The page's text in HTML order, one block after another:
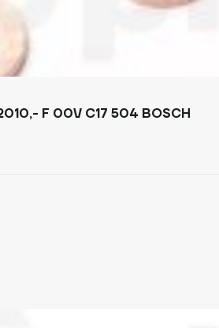
F 00V C17 504 BOSCH